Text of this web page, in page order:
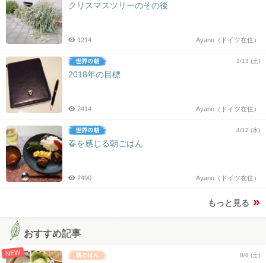
クリスマスツリーのその後
Ayano（ドイツ在住）
1214
1/13 (土)
2018年の目標
Ayano（ドイツ在住）
2414
4/12 (水)
春を感じる朝ごはん
Ayano（ドイツ在住）
2490
もっと見る
おすすめ記事
NEW 8/8 (土)